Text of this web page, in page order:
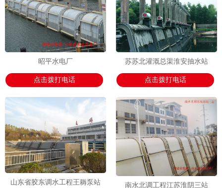
昭平水电厂
点击拨打电话
苏苏北灌溉总渠淮安抽水站
点击拨打电话
山东省胶东调水工程王耨泵站 南水北调工程江苏淮阴三站